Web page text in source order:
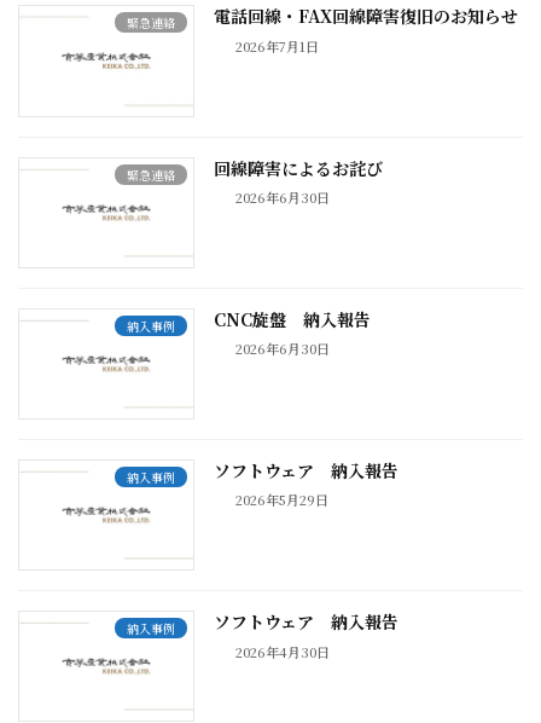
緊急連絡 電話回線・FAX回線障害復旧のお知らせ
2026年7月1日
緊急連絡 回線障害によるお詫び
2026年6月30日
納入事例 CNC旋盤 納入報告
2026年6月30日
納入事例 ソフトウェア 納入報告
2026年5月29日
納入事例 ソフトウェア 納入報告
2026年4月30日